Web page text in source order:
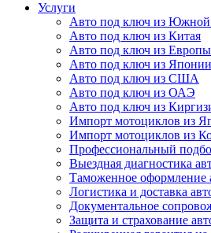
Услуги
Авто под ключ из Южной
Авто под ключ из Китая
Авто под ключ из Европы
Авто под ключ из Японии
Авто под ключ из США
Авто под ключ из ОАЭ
Авто под ключ из
Импорт мотоциклов из
Импорт мотоциклов из
Профессиональный
Выездная диагностика
Таможенное оформление
Логистика и доставка
Документальное
Защита и страхование